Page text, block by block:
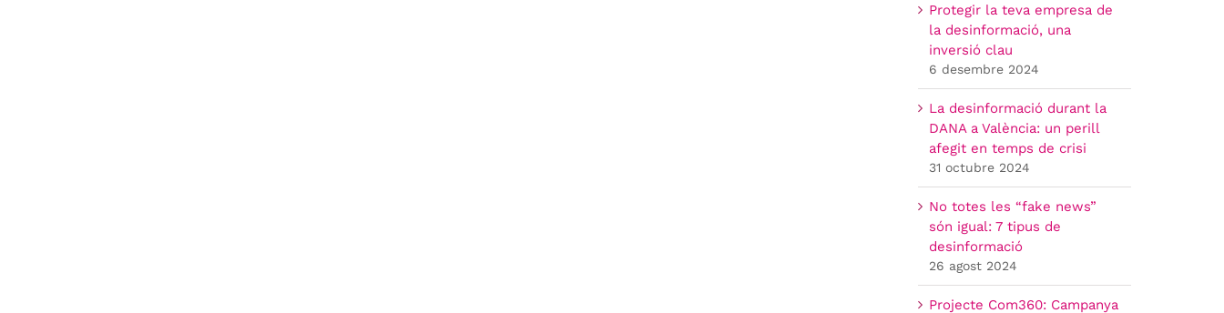
Protegir la teva empresa de
la desinformació, una
inversió clau
6 desembre 2024
La desinformació durant la
DANA a València: un perill
afegit en temps de crisi
31 octubre 2024
No totes les “fake news”
són igual: 7 tipus de
desinformació
26 agost 2024
Projecte Com360: Campanya